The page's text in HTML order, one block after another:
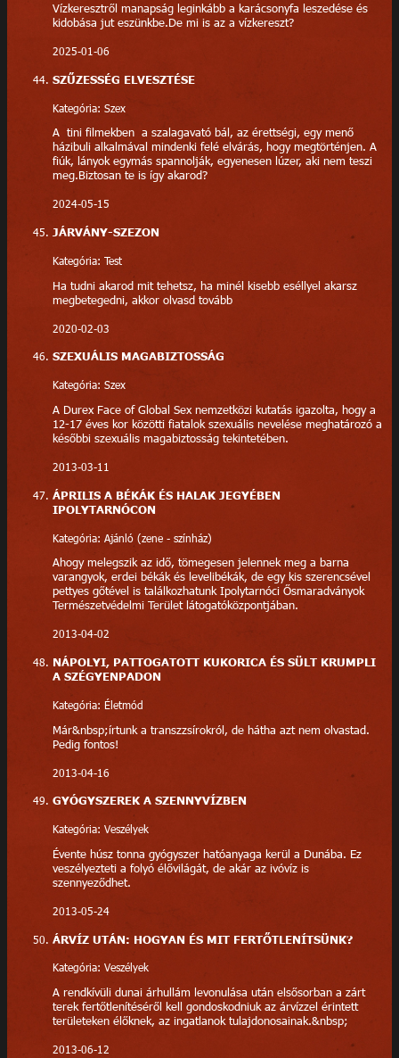
Vízkeresztről manapság leginkább a karácsonyfa leszedése és
kidobása jut eszünkbe.De mi is az a vízkereszt?
2025-01-06
SZŰZESSÉG ELVESZTÉSE
Kategória: Szex
A tini filmekben a szalagavató bál, az érettségi, egy menő
házibuli alkalmával mindenki felé elvárás, hogy megtörténjen. A
fiúk, lányok egymás spannolják, egyenesen lúzer, aki nem teszi
meg.Biztosan te is így akarod?
2024-05-15
JÁRVÁNY-SZEZON
Kategória: Test
Ha tudni akarod mit tehetsz, ha minél kisebb eséllyel akarsz
megbetegedni, akkor olvasd tovább
2020-02-03
SZEXUÁLIS MAGABIZTOSSÁG
Kategória: Szex
A Durex Face of Global Sex nemzetközi kutatás igazolta, hogy a
12-17 éves kor közötti fiatalok szexuális nevelése meghatározó a
későbbi szexuális magabiztosság tekintetében.
2013-03-11
ÁPRILIS A BÉKÁK ÉS HALAK JEGYÉBEN
IPOLYTARNÓCON
Kategória: Ajánló (zene - színház)
Ahogy melegszik az idő, tömegesen jelennek meg a barna
varangyok, erdei békák és levelibékák, de egy kis szerencsével
pettyes gőtével is találkozhatunk Ipolytarnóci Ősmaradványok
Természetvédelmi Terület látogatóközpontjában.
2013-04-02
NÁPOLYI, PATTOGATOTT KUKORICA ÉS SÜLT KRUMPLI
A SZÉGYENPADON
Kategória: Életmód
Már&nbsp;írtunk a transzzsírokról, de hátha azt nem olvastad.
Pedig fontos!
2013-04-16
GYÓGYSZEREK A SZENNYVÍZBEN
Kategória: Veszélyek
Évente húsz tonna gyógyszer hatóanyaga kerül a Dunába. Ez
veszélyezteti a folyó élővilágát, de akár az ivóvíz is
szennyeződhet.
2013-05-24
ÁRVÍZ UTÁN: HOGYAN ÉS MIT FERTŐTLENÍTSÜNK?
Kategória: Veszélyek
A rendkívüli dunai árhullám levonulása után elsősorban a zárt
terek fertőtlenítéséről kell gondoskodniuk az árvízzel érintett
területeken élőknek, az ingatlanok tulajdonosainak.&nbsp;
2013-06-12